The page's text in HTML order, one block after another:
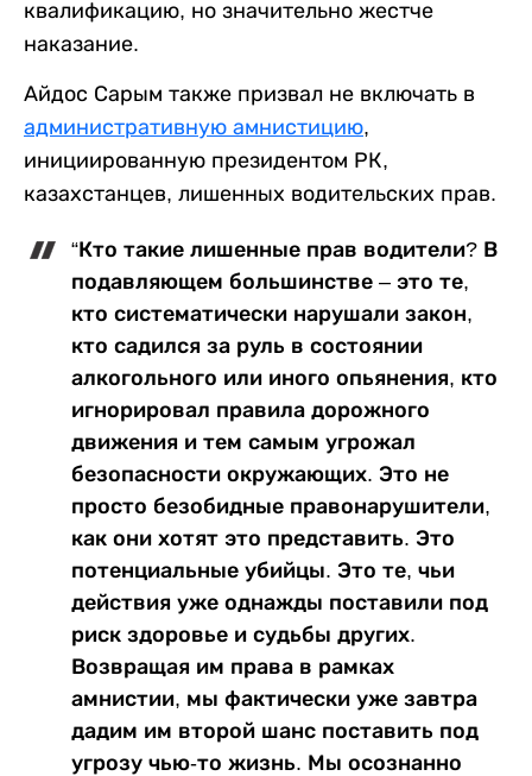
квалификацию, но значительно жестче
наказание.
Айдос Сарым также призвал не включать в
административную амнистицию,
инициированную президентом РК,
казахстанцев, лишенных водительских прав.
“Кто такие лишенные прав водители? В
подавляющем большинстве – это те,
кто систематически нарушали закон,
кто садился за руль в состоянии
алкогольного или иного опьянения, кто
игнорировал правила дорожного
движения и тем самым угрожал
безопасности окружающих. Это не
просто безобидные правонарушители,
как они хотят это представить. Это
потенциальные убийцы. Это те, чьи
действия уже однажды поставили под
риск здоровье и судьбы других.
Возвращая им права в рамках
амнистии, мы фактически уже завтра
дадим им второй шанс поставить под
угрозу чью-то жизнь. Мы осознанно